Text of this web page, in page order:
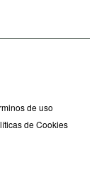
de uso
de Cookies